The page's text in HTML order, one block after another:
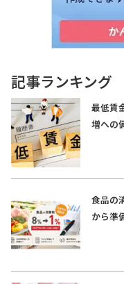
記事ランキング
最低賃
増への
食品の
から準